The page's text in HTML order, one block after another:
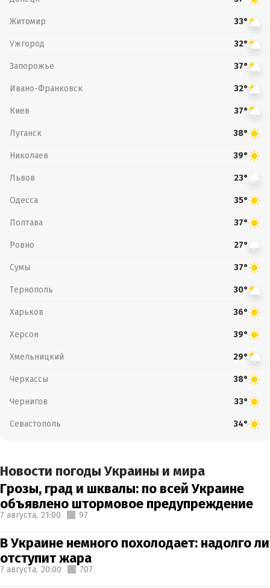
Житомир 33°
Ужгород 32°
Запорожье 37°
Ивано-Франковск 32°
Киев 37°
Луганск 38°
Николаев 39°
Львов 23°
Одесса 35°
Полтава 37°
Ровно 27°
Сумы 37°
Тернополь 30°
Харьков 36°
Херсон 39°
Хмельницкий 29°
Черкассы 38°
Чернигов 33°
Севастополь 34°
Новости погоды Украины и мира
Грозы, град и шквалы: по всей Украине
объявлено штормовое предупреждение
7 августа, 21:00 97
В Украине немного похолодает: надолго ли
отступит жара
7 августа, 20:00 707